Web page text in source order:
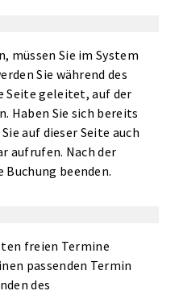
müssen Sie im System
Sie während des
Seite geleitet, auf der
Haben Sie sich bereits
auf dieser Seite auch
aufrufen. Nach der
beenden.
freien Termine
passenden Termin
des